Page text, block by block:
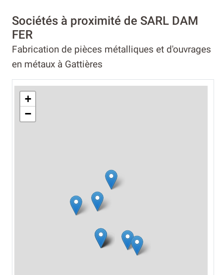
Sociétés à proximité de SARL DAM
FER
Fabrication de pièces métalliques et d'ouvrages
en métaux à Gattières
+
−